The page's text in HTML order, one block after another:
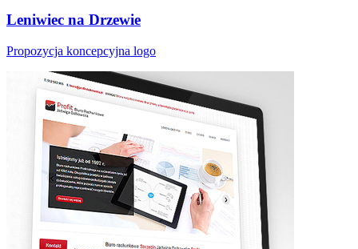
Leniwiec na Drzewie
Propozycja koncepcyjna logo